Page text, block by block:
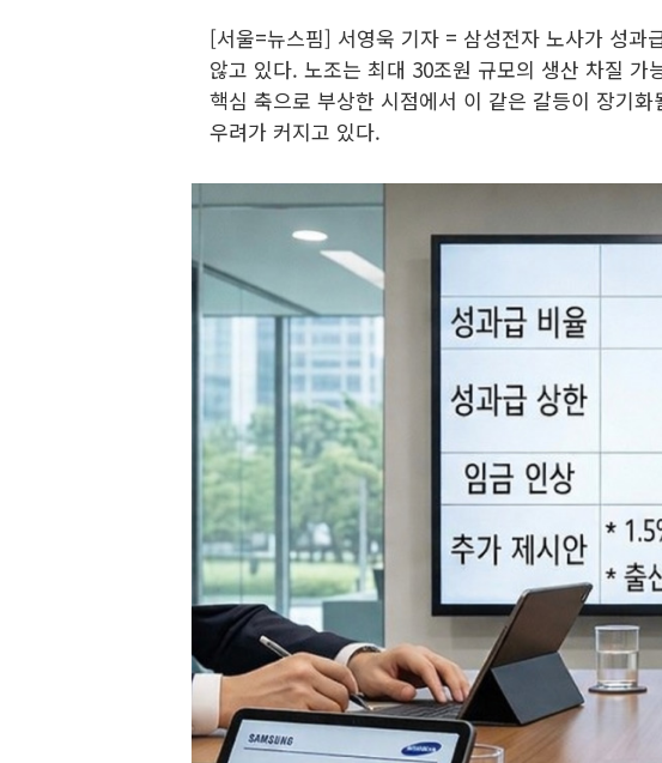
[서울=뉴스핌] 서영욱 기자 = 삼성전자 노사가 성과
않고 있다. 노조는 최대 30조원 규모의 생산 차질
핵심 축으로 부상한 시점에서 이 같은 갈등이 장기
우려가 커지고 있다.